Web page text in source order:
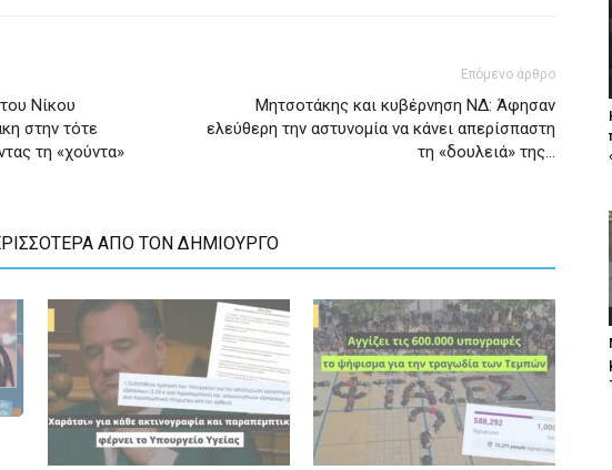
Νίκου
στην τότε
τη «χούντα»
Επόμενο άρθρο
Μητσοτάκης και κυβέρνηση ΝΔ: Άφησαν
ελεύθερη την αστυνομία να κάνει απερίσπαστη
τη «δουλειά» της…
ΑΠΟ ΤΟΝ ΔΗΜΙΟΥΡΓΟ